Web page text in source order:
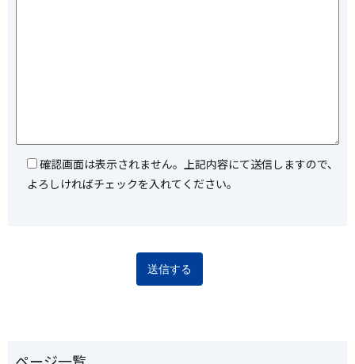
確認画面は表示されません。上記内容にて送信しますので、
よろしければチェックを入れてください。